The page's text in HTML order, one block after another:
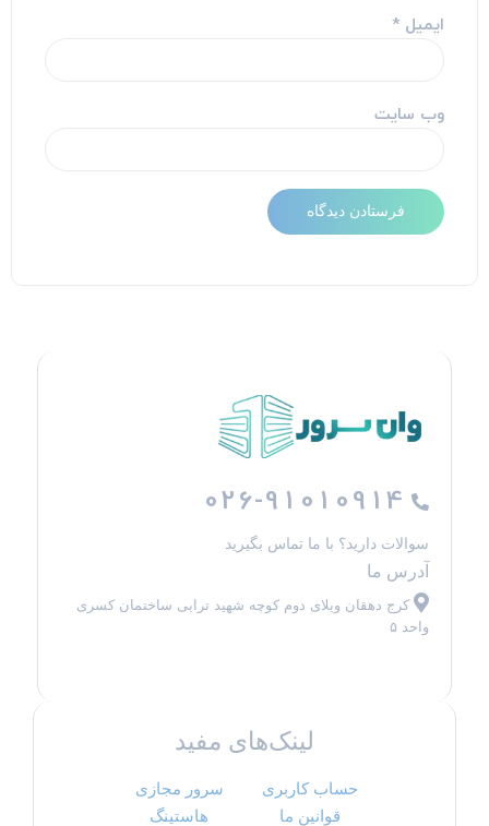
ایمیل*
وب‌ سایت
026-91010914
سوالات دارید؟ با ما تماس بگیرید
آدرس ما
کرج دهقان ویلای دوم کوچه شهید ترابی ساختمان کسری
واحد ۵
لینک‌های مفید
حساب کاربری
قوانین ما
سرور مجازی
هاستینگ